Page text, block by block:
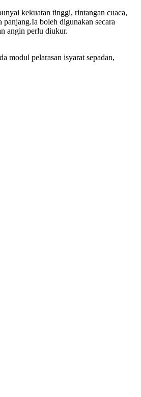
kekuatan tinggi, rintangan cuaca,
boleh digunakan secara
angin perlu diukur.
modul pelarasan isyarat sepadan,